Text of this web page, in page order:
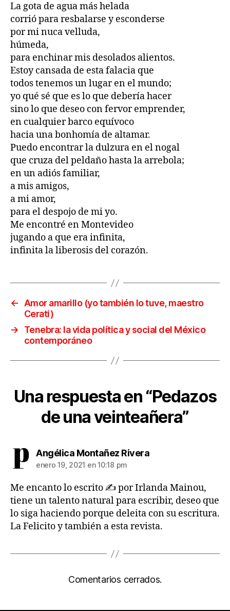
La gota de agua más helada
corrió para resbalarse y esconderse
por mi nuca velluda,
húmeda,
para enchinar mis desolados alientos.
Estoy cansada de esta falacia que
todos tenemos un lugar en el mundo;
yo qué sé que es lo que debería hacer
sino lo que deseo con fervor emprender,
en cualquier barco equívoco
hacia una bonhomía de altamar.
Puedo encontrar la dulzura en el nogal
que cruza del peldaño hasta la arrebola;
en un adiós familiar,
a mis amigos,
a mi amor,
para el despojo de mi yo.
Me encontré en Montevideo
jugando a que era infinita,
infinita la liberosis del corazón.
← Amor amarillo (yo también lo tuve, maestro
Cerati)
→
Tenebra: la vida política y social del México
contemporáneo
Una respuesta en “Pedazos
de una veinteañera”
Angélica Montañez Riveradice:
enero 19, 2021 en 10:18 pm
Me encanto lo escrito ✍️ por Irlanda Mainou,
tiene un talento natural para escribir, deseo que
lo siga haciendo porque deleita con su escritura.
La Felicito y también a esta revista.
Comentarios cerrados.